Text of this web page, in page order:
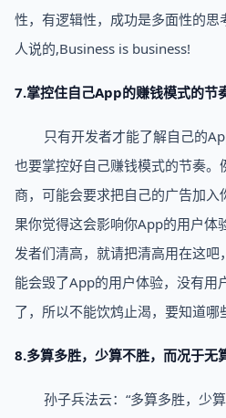
性，有逻辑性，成功是多面性的思
人说的,Business is business!
7.掌控住自己App的赚钱模式的节
只有开发者才能了解自己的
也要掌控好自己赚钱模式的节奏。
商，可能会要求把自己的广告加
果你觉得这会影响你App的用户体
发者们清高，就请把清高用在这
能会毁了App的用户体验，没有用
了，所以不能饮鸩止渴，要知道哪
8.多算多胜，少算不胜，而况于无
孙子兵法云：“多算多胜，少算